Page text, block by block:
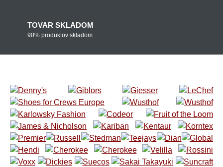
TOVAR SKLADOM
90% produktov skladom